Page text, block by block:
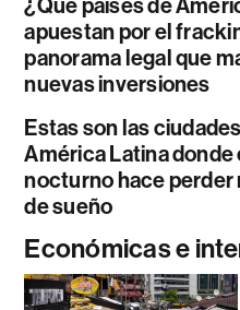
¿Qué países de
apuestan por el
panorama legal que
nuevas inversiones
Estas son las
América Latina donde
nocturno hace perder
de sueño
Económicas e